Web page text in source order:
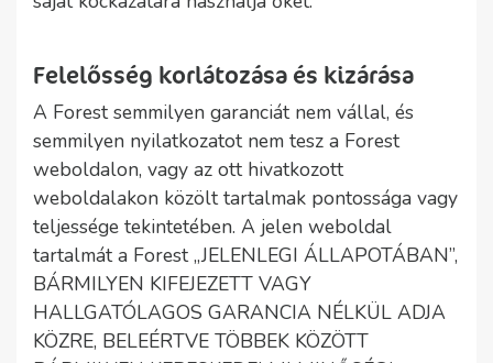
Felelősség korlátozása és kizárása
A Forest semmilyen garanciát nem vállal, és
semmilyen nyilatkozatot nem tesz a Forest
weboldalon, vagy az ott hivatkozott
weboldalakon közölt tartalmak pontossága vagy
teljessége tekintetében. A jelen weboldal
tartalmát a Forest „JELENLEGI ÁLLAPOTÁBAN”,
BÁRMILYEN KIFEJEZETT VAGY
HALLGATÓLAGOS GARANCIA NÉLKÜL ADJA
KÖZRE, BELEÉRTVE TÖBBEK KÖZÖTT